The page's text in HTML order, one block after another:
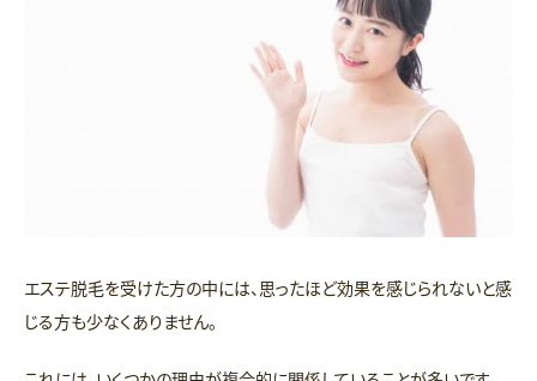
エステ脱毛を受けた方の中には、思ったほど効果を感じられないと感
じる方も少なくありません。